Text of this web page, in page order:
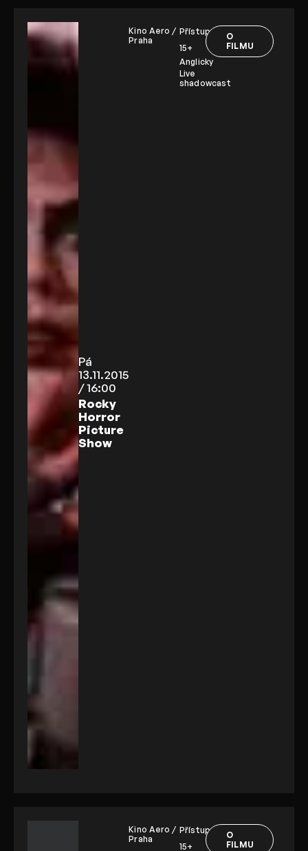
Pá
13.11.2015
/ 16:00
Rocky
Horror
Picture
Show
Kino Aero /
Praha
Přístupnost:
15+
Anglicky
Live
shadowcast
O
FILMU
Kino Aero /
Praha
Přístupnost:
15+
O
FILMU